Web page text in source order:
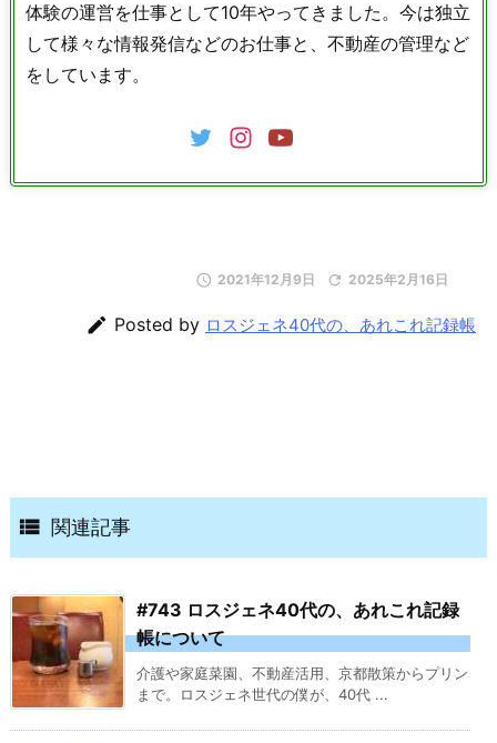
体験の運営を仕事として10年やってきました。今は独立
して様々な情報発信などのお仕事と、不動産の管理など
をしています。
 2021年12月9日  2025年2月16日
 Posted by ロスジェネ40代の、あれこれ記録帳
 関連記事
#743 ロスジェネ40代の、あれこれ記録
帳について
介護や家庭菜園、不動産活用、京都散策からプリン
まで。ロスジェネ世代の僕が、40代 ...